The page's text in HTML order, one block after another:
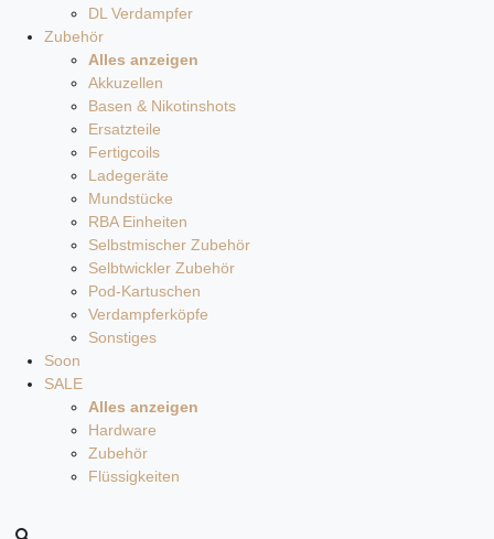
DL Verdampfer
Zubehör
Alles anzeigen
Akkuzellen
Basen & Nikotinshots
Ersatzteile
Fertigcoils
Ladegeräte
Mundstücke
RBA Einheiten
Selbstmischer Zubehör
Selbtwickler Zubehör
Pod-Kartuschen
Verdampferköpfe
Sonstiges
Soon
SALE
Alles anzeigen
Hardware
Zubehör
Flüssigkeiten